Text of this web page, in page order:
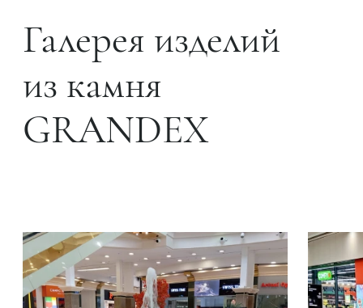
Галерея изделий
из камня
GRANDEX